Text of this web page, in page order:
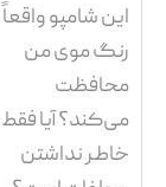
این شامپو واقعاً
رنگ موی من
محافظت
می‌کند؟ آیا فقط
خاطر نداشتن